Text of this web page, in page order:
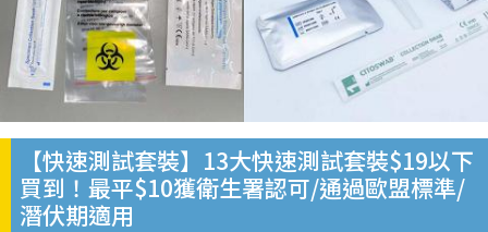
【快速測試套裝】13大快速測試套裝$19以下
買到！最平$10獲衛生署認可/通過歐盟標準/
潛伏期適用